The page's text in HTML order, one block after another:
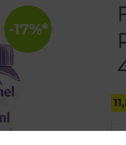
-17%*